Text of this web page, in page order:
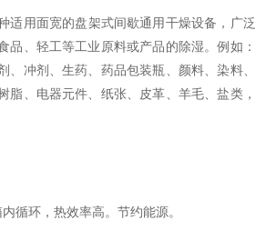
适用面宽的盘架式间歇通用干燥设备，广泛
品、轻工等工业原料或产品的除湿。例如：
、冲剂、生药、药品包装瓶、颜料、染料、
脂、电器元件、纸张、皮革、羊毛、盐类，
环，热效率高。节约能源。